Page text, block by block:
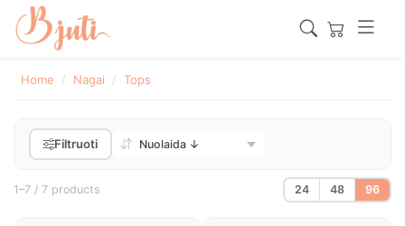
Home Nagai Tops
Filtruoti
1–7 / 7 products 24 48 96